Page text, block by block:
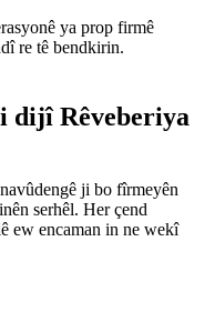
ya prop firmê
re tê bendkirin.
dijî Rêveberiya
ji bo fîrmeyên
serhêl. Her çend
ew encaman in ne wekî